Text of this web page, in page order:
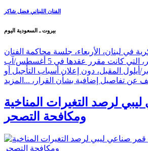
الفنان اللبناني فضل شاكر
بيروت ـ السعودية اليوم
في لبنان، الأربعاء، جلسة محاكمة الفنان
اللبناني فضل شاكر، التي كانت مقرر عقدها في 5 أغسطس/آب
إلى 23 سبتمبر/أيلول المقبل، دون إعلان أسباب التأجيل أو
عن تفاصيل إضافية بشأن القرار، ... المزيد
لرصد التغيرات المناخية
ومكافحة التصحر